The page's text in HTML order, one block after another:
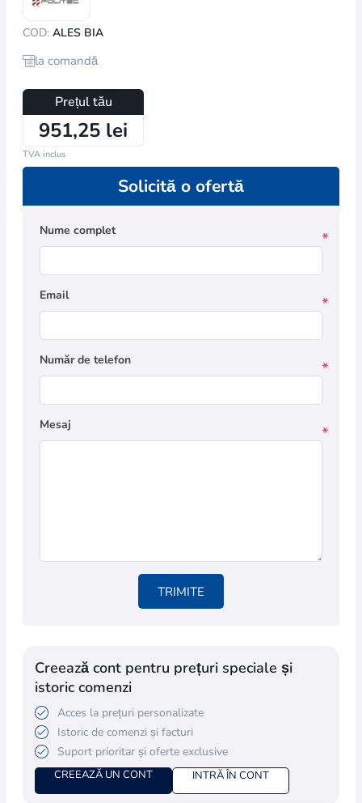
COD: ALES BIA
la comandă
Prețul tău
951,25 lei
TVA inclus
Solicită o ofertă
Nume complet *
Email *
Număr de telefon *
Mesaj *
TRIMITE
Creează cont pentru prețuri speciale și
istoric comenzi
Acces la prețuri personalizate
Istoric de comenzi și facturi
Suport prioritar și oferte exclusive
CREEAZĂ UN CONT INTRĂ ÎN CONT